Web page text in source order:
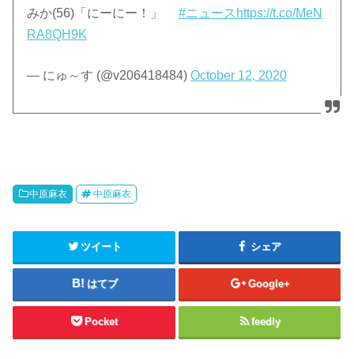
みか(56)「にーにー！」#ニュース https://t.co/MeN
RA8QH9K
— にゅ～す (@v206418484)October 12, 2020
中原麻衣 中原麻衣
ツイート シェア
はてブ Google+
Pocket feedly